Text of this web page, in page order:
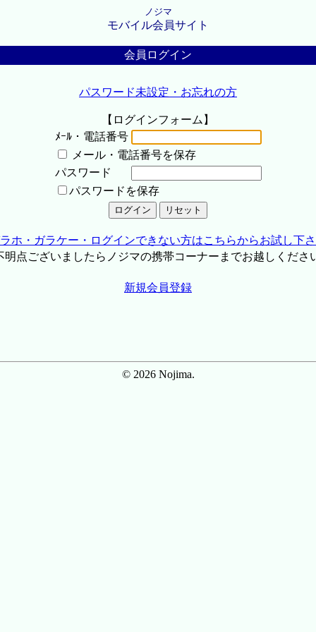
ノジマ
モバイル会員サイト
会員ログイン
パスワード未設定・お忘れの方
【ログインフォーム】
ﾒｰﾙ・電話番号
メール・電話番号を保存
パスワード
パスワードを保存
ホ・ガラケー・ログインできない方はこちらからお試し下
点ございましたらノジマの携帯コーナーまでお越しくださ
新規会員登録
© 2026 Nojima.